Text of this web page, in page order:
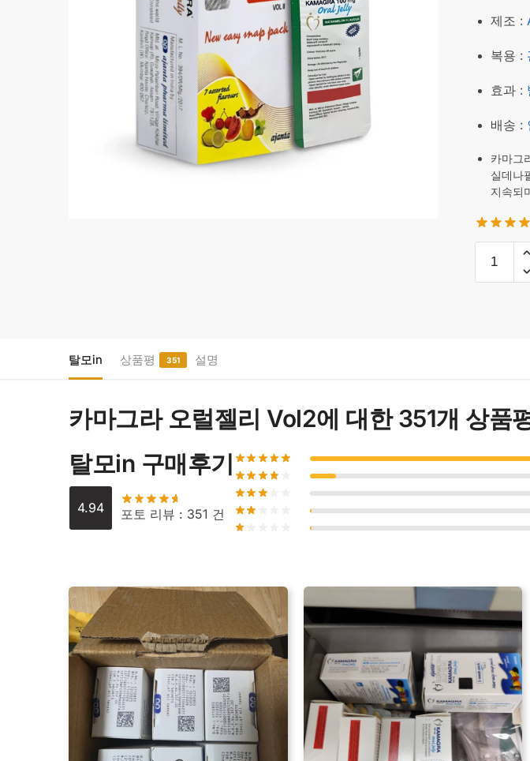
제조 :
복용 :
효과 :
배송 :
카마그
실데나
지속되
탈모in 상품평 351 설명
카마그라 오럴젤리 Vol2에 대한 351개 상품
탈모in 구매후기
4.94 포토 리뷰 : 351 건